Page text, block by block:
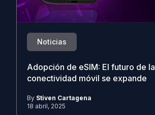
Noticias
Adopción de eSIM: El futuro de la
conectividad móvil se expande
By Stiven Cartagena
18 abril, 2025